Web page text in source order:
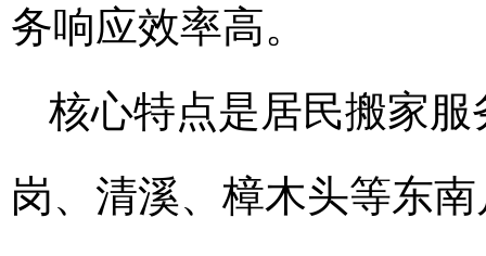
务响应效率高。
核心特点是居民搬家
岗、清溪、樟木头等东